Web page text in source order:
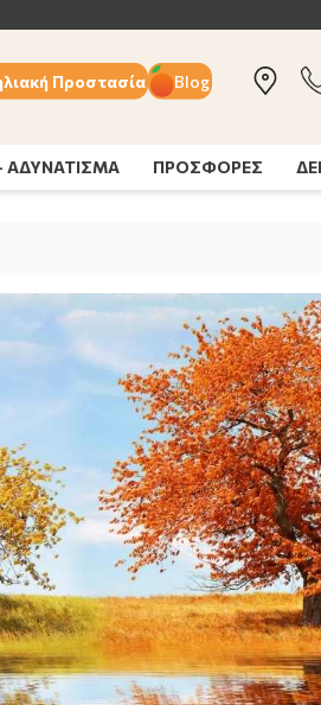
Προστασία Blog
ΑΔΥΝΑΤΙΣΜΑ ΠΡΟΣΦΟΡΕΣ